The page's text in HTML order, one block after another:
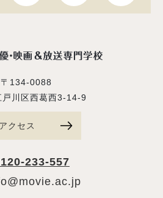
〒134-0088
戸川区西葛西3-14-9
アクセス
233-557